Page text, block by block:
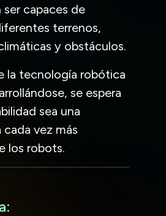
capaces de
terrenos,
y obstáculos.
la tecnología robótica
se espera
sea una
vez más
los robots.